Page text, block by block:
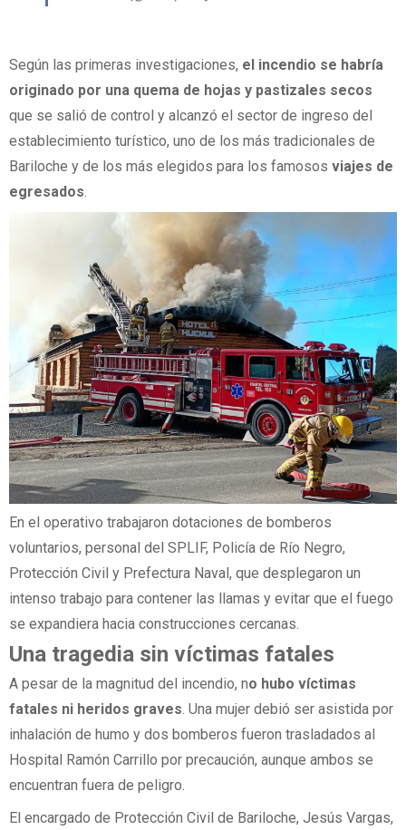
Según las primeras investigaciones, el incendio se habría
originado por una quema de hojas y pastizales secos
que se salió de control y alcanzó el sector de ingreso del
establecimiento turístico, uno de los más tradicionales de
Bariloche y de los más elegidos para los famosos viajes de
egresados.
En el operativo trabajaron dotaciones de bomberos
voluntarios, personal del SPLIF, Policía de Río Negro,
Protección Civil y Prefectura Naval, que desplegaron un
intenso trabajo para contener las llamas y evitar que el fuego
se expandiera hacia construcciones cercanas.
Una tragedia sin víctimas fatales
A pesar de la magnitud del incendio, no hubo víctimas
fatales ni heridos graves. Una mujer debió ser asistida por
inhalación de humo y dos bomberos fueron trasladados al
Hospital Ramón Carrillo por precaución, aunque ambos se
encuentran fuera de peligro.
El encargado de Protección Civil de Bariloche, Jesús Vargas,